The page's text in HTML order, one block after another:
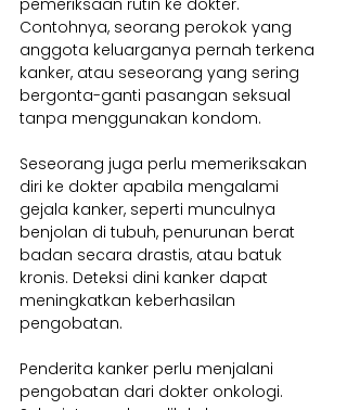
pemeriksaan rutin ke dokter.
Contohnya, seorang perokok yang
anggota keluarganya pernah terkena
kanker, atau seseorang yang sering
bergonta-ganti pasangan seksual
tanpa menggunakan kondom.
Seseorang juga perlu memeriksakan
diri ke dokter apabila mengalami
gejala kanker, seperti munculnya
benjolan di tubuh, penurunan berat
badan secara drastis, atau batuk
kronis. Deteksi dini kanker dapat
meningkatkan keberhasilan
pengobatan.
Penderita kanker perlu menjalani
pengobatan dari dokter onkologi.